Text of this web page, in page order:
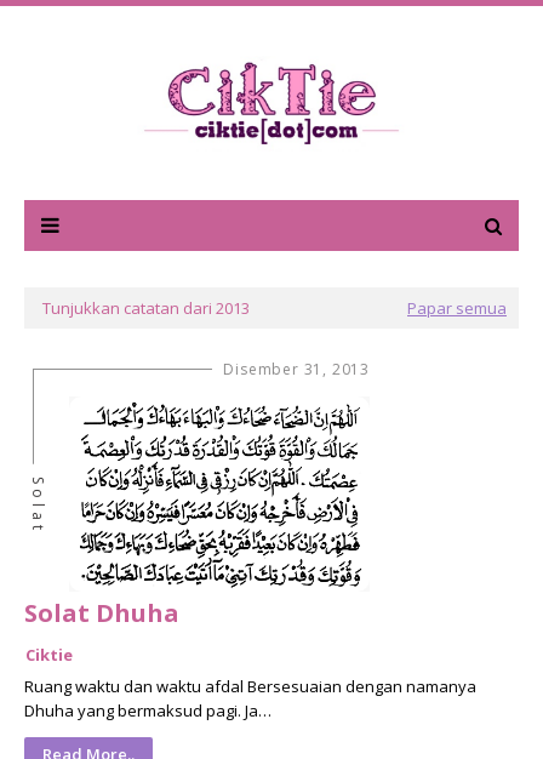
Tunjukkan catatan dari 2013 Papar semua
Disember 31, 2013
Solat
Solat Dhuha
Ciktie
Ruang waktu dan waktu afdal Bersesuaian dengan namanya
Dhuha yang bermaksud pagi. Ja…
Read More..